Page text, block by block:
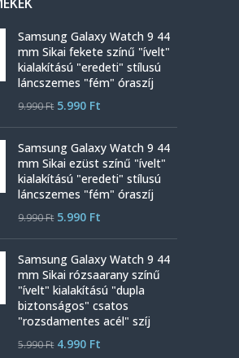
Samsung Galaxy Watch 9 44
mm Sikai fekete színű "ívelt"
kialakítású "eredeti" stílusú
láncszemes "fém" óraszíj
9.990Ft 5.990 Ft
Samsung Galaxy Watch 9 44
mm Sikai ezüst színű "ívelt"
kialakítású "eredeti" stílusú
láncszemes "fém" óraszíj
9.990Ft 5.990 Ft
Samsung Galaxy Watch 9 44
mm Sikai rózsaarany színű
"ívelt" kialakítású "dupla
biztonságos" csatos
"rozsdamentes acél" szíj
5.990Ft 4.990 Ft